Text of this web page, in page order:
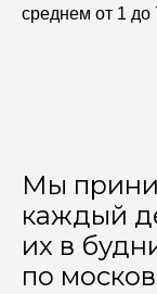
среднем от 1 до
Мы
каждый
их в
по